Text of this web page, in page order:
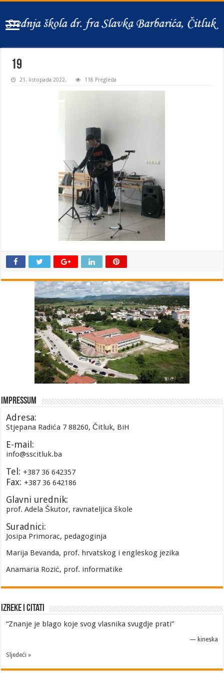
19
21. listopada 2022. 118 Pregleda
Impressum
Adresa:
Stjepana Radića 7 88260, Čitluk, BiH
E-mail:
info@sscitluk.ba
Tel: +387 36 642357
Fax: +387 36 642186
Glavni urednik:
prof. Adela Škutor, ravnateljica škole
Suradnici:
Josipa Primorac, pedagoginja
Marija Bevanda, prof. hrvatskog i engleskog jezika
Anamaria Rozić, prof. informatike
Izreke i Citati
“Znanje je blago koje svog vlasnika svugdje prati”
— kineska
Sljedeći »